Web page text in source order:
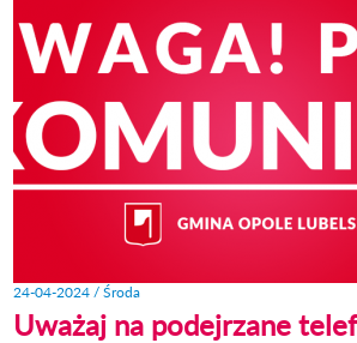
24-04-2024 / Środa
Uważaj na podejrzane